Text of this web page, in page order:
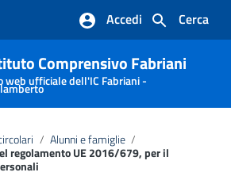
Cerca
Accedi
navigazione
Comprensivo Fabriani
web ufficiale dell'IC Fabriani -
/ Alunni e famiglie /
regolamento UE 2016/679, per il